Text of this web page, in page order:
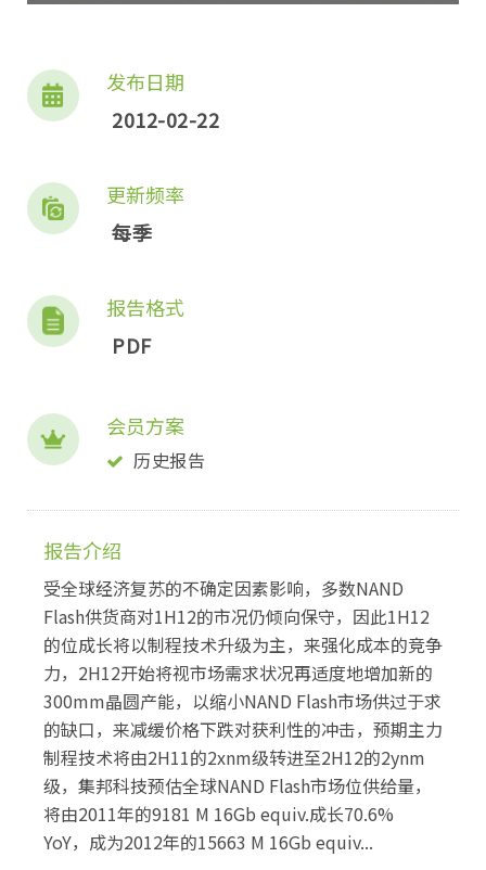
发布日期
2012-02-22
更新频率
每季
报告格式
PDF
会员方案
历史报告
报告介绍
受全球经济复苏的不确定因素影响，多数NAND
Flash供货商对1H12的市况仍倾向保守，因此1H12
的位成长将以制程技术升级为主，来强化成本的竞争
力，2H12开始将视市场需求状况再适度地增加新的
300mm晶圆产能，以缩小NAND Flash市场供过于求
的缺口，来减缓价格下跌对获利性的冲击，预期主力
制程技术将由2H11的2xnm级转进至2H12的2ynm
级，集邦科技预估全球NAND Flash市场位供给量，
将由2011年的9181 M 16Gb equiv.成长70.6%
YoY，成为2012年的15663 M 16Gb equiv...